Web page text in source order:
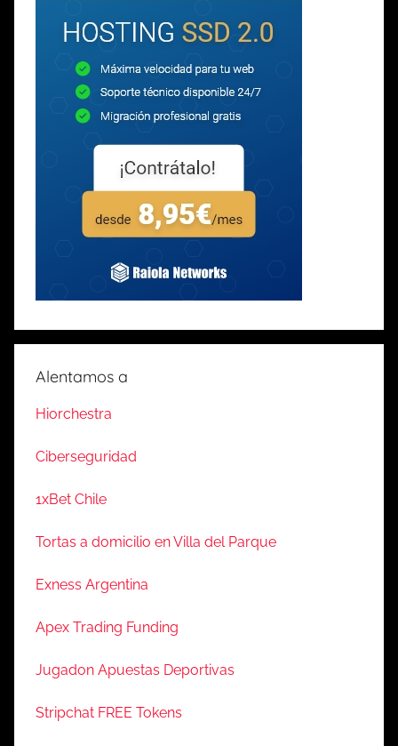
Alentamos a
Hiorchestra
Ciberseguridad
1xBet Chile
Tortas a domicilio en Villa del Parque
Exness Argentina
Apex Trading Funding
Jugadon Apuestas Deportivas
Stripchat FREE Tokens